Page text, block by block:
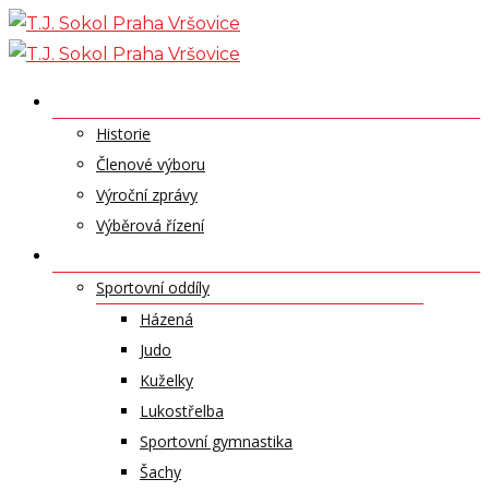
Skip
to
Historie
Členové výboru
Výroční zprávy
Výběrová řízení
Sportovní oddíly
Házená
Judo
Kuželky
Lukostřelba
Sportovní gymnastika
Šachy